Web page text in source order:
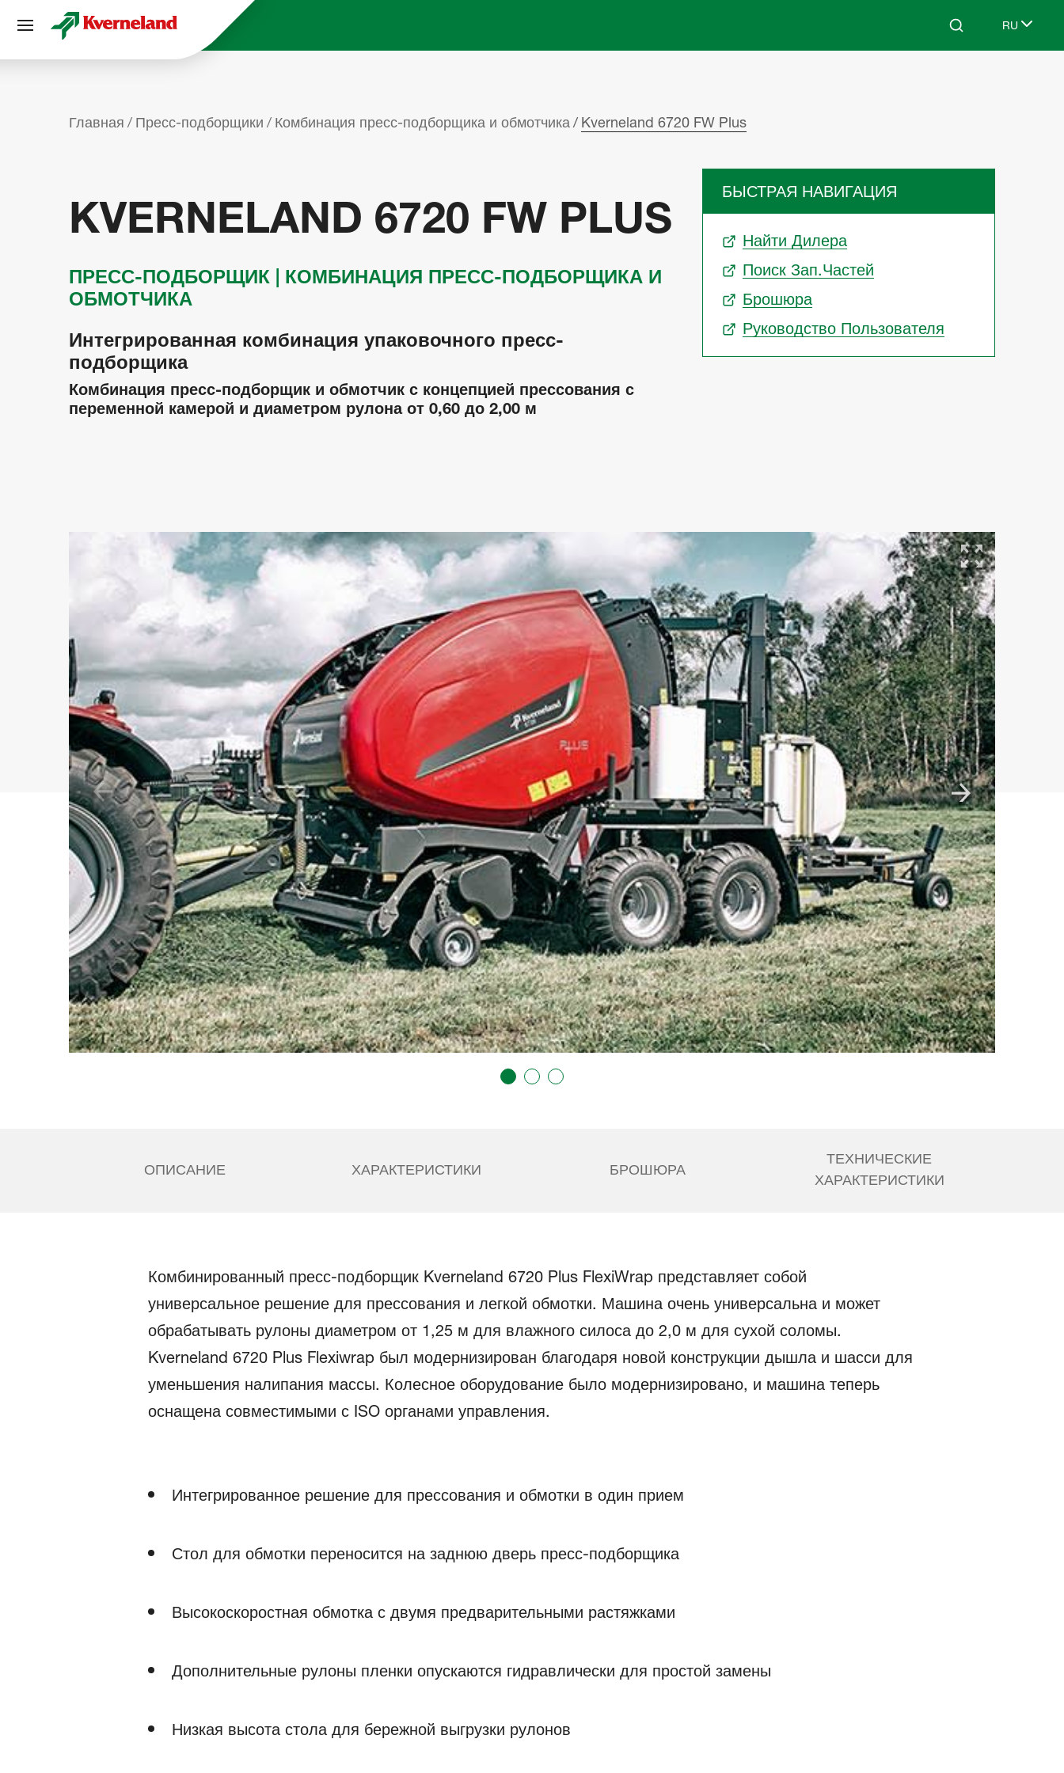
Search RU
Select
Главная Пресс-подборщики Комбинация пресс-подборщика и обмотчика Kverneland 6720 FW Plus
KVERNELAND 6720 FW PLUS
ПРЕСС-ПОДБОРЩИК | КОМБИНАЦИЯ ПРЕСС-ПОДБОРЩИКА И
ОБМОТЧИКА
Интегрированная комбинация упаковочного пресс-
подборщика
Комбинация пресс-подборщик и обмотчик с концепцией прессования с
переменной камерой и диаметром рулона от 0,60 до 2,00 м
БЫСТРАЯ НАВИГАЦИЯ
Найти Дилера
Поиск Зап.частей
Брошюра
Руководство Пользователя
ОПИСАНИЕ ХАРАКТЕРИСТИКИ БРОШЮРА
ТЕХНИЧЕСКИЕ
ХАРАКТЕРИСТИКИ
Комбинированный пресс-подборщик Kverneland 6720 Plus FlexiWrap представляет собой
универсальное решение для прессования и легкой обмотки. Машина очень универсальна и может
обрабатывать рулоны диаметром от 1,25 м для влажного силоса до 2,0 м для сухой соломы.
Kverneland 6720 Plus Flexiwrap был модернизирован благодаря новой конструкции дышла и шасси для
уменьшения налипания массы. Колесное оборудование было модернизировано, и машина теперь
оснащена совместимыми с ISO органами управления.
Интегрированное решение для прессования и обмотки в один прием
Стол для обмотки переносится на заднюю дверь пресс-подборщика
Высокоскоростная обмотка с двумя предварительными растяжками
Дополнительные рулоны пленки опускаются гидравлически для простой замены
Низкая высота стола для бережной выгрузки рулонов
Панель управления cookies